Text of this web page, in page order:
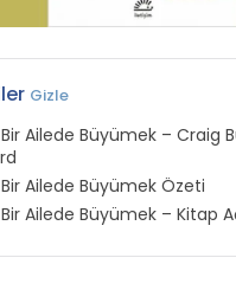
Gizle
Ailede Büyümek – Craig
Ailede Büyümek Özeti
Ailede Büyümek – Kitap